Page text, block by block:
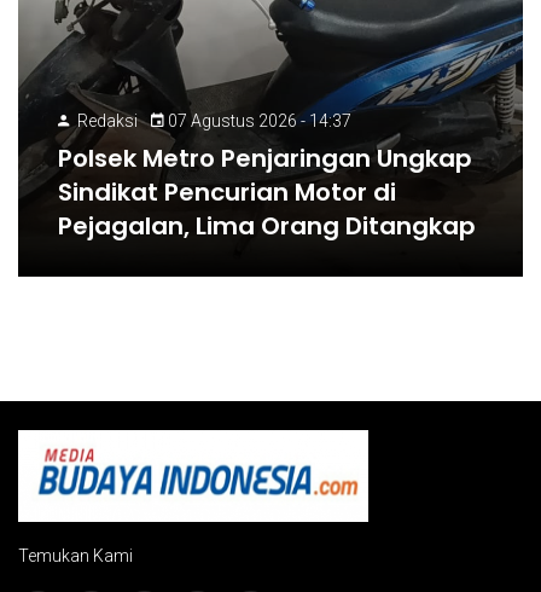
Redaksi 07 Agustus 2026 - 14:37
Polsek Metro Penjaringan Ungkap
Sindikat Pencurian Motor di
Pejagalan, Lima Orang Ditangkap
Temukan Kami